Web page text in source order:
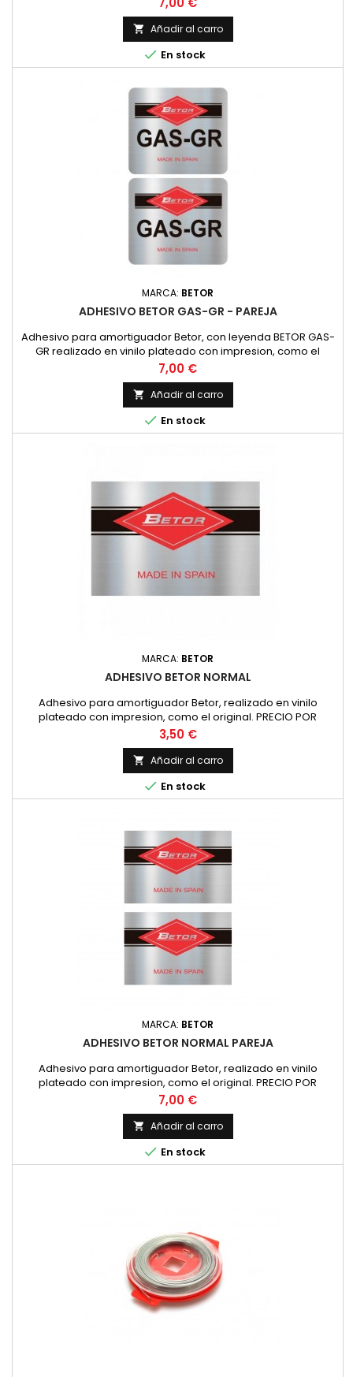
 Añadir al carro
 En stock
MARCA: BETOR
ADHESIVO BETOR GAS-GR - PAREJA
Adhesivo para amortiguador Betor, con leyenda BETOR GAS-
GR realizado en vinilo plateado con impresion, como el
original. PRECIO POR PAREJA
Precio
7,00 €
 Añadir al carro
 En stock
MARCA: BETOR
ADHESIVO BETOR NORMAL
Adhesivo para amortiguador Betor, realizado en vinilo
plateado con impresion, como el original. PRECIO POR
UNIDAD
Precio
3,50 €
 Añadir al carro
 En stock
MARCA: BETOR
ADHESIVO BETOR NORMAL PAREJA
Adhesivo para amortiguador Betor, realizado en vinilo
plateado con impresion, como el original. PRECIO POR
PAREJA
Precio
7,00 €
 Añadir al carro
 En stock